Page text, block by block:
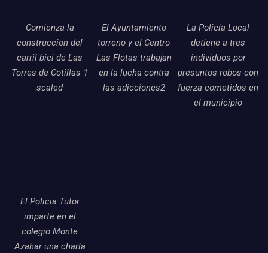
Comienza la
construccion del
carril bici de Las
Torres de Cotillas 1
scaled
El Ayuntamiento
torreno y el Centro
Las Flotas trabajan
en la lucha contra
las adicciones2
La Policia Local
detiene a tres
individuos por
presuntos robos con
fuerza cometidos en
el municipio
El Policia Tutor
imparte en el
colegio Monte
Azahar una charla